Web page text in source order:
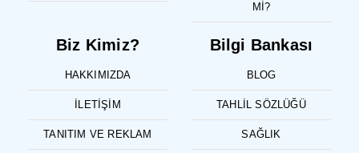
MI?
Biz Kimiz?
HAKKIMIZDA
İLETIŞIM
TANITIM VE REKLAM
Bilgi Bankası
BLOG
TAHLIL SÖZLÜĞÜ
SAĞLIK